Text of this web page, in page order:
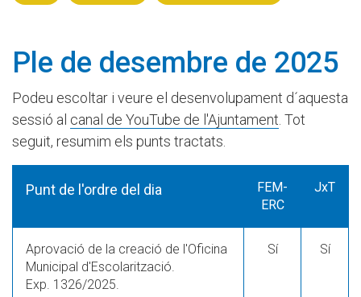
Ple de desembre de 2025
Podeu escoltar i veure el desenvolupament d´aquesta
sessió al canal de YouTube de l'Ajuntament . Tot
seguit, resumim els punts tractats.
Punt de l'ordre del dia
FEM-
ERC
JxT
Aprovació de la creació de l'Oficina
Municipal d'Escolarització.
Exp. 1326/2025.
Sí Sí